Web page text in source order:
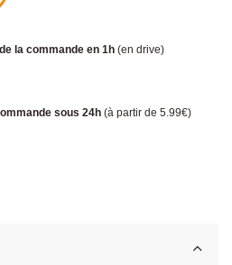
la commande en 1h (en drive)
sous 24h (à partir de 5.99€)